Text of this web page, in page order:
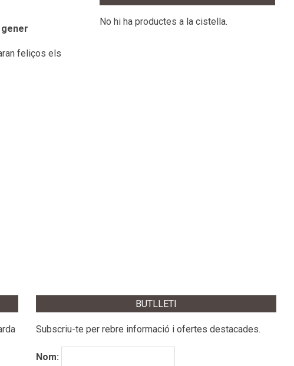
gener
feliços els
No hi ha productes a la cistella.
BUTLLETI
Subscriu-te per rebre informació i ofertes destacades.
Nom: